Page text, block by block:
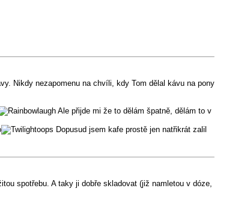
Nikdy nezapomenu na chvíli, kdy Tom dělal kávu na pony
Ale přijde mi že to dělám špatně, dělám to v
Dopusud jsem kafe prostě jen natřikrát zalil
spotřebu. A taky ji dobře skladovat (již namletou v dóze,